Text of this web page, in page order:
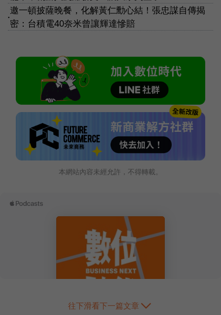
●
邀一頓披薩晚餐，化解黃仁勳心結！張忠謀自傳揭
密：台積電40奈米曾讓輝達慘賠
本網站內容未經允許，不得轉載。
往下滑看下一篇文章